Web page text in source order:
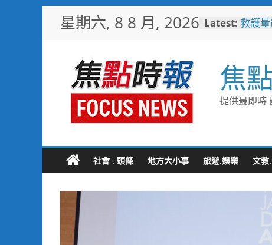
星期六, 8 8 月, 2026 Latest: 救護
樓開工
新地標
台中
國技
彰化
勢
施政
焦
提供最即時
社會 . 頭條 地方大小事 旅遊.娛樂 文教